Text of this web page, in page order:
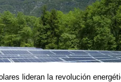
lideran la revolución